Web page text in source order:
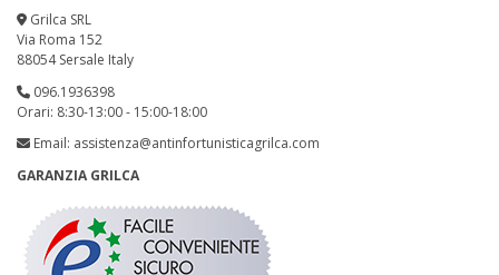
Grilca SRL
Via Roma 152
88054 Sersale Italy
096.1936398
Orari: 8:30-13:00 - 15:00-18:00
Email: assistenza@antinfortunisticagrilca.com
GARANZIA GRILCA